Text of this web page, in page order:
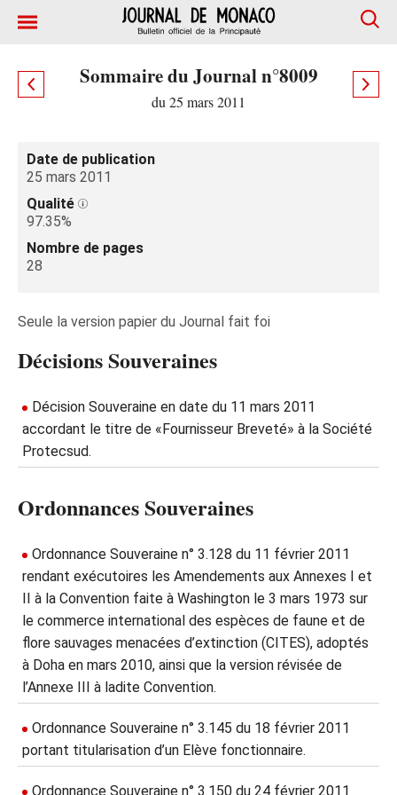
Sommaire du Journal n°8009
du 25 mars 2011
Date de publication
25 mars 2011
Qualité
97.35%
Nombre de pages
28
Seule la version papier du Journal fait foi
Décisions Souveraines
Décision Souveraine en date du 11 mars 2011
accordant le titre de «Fournisseur Breveté» à la Société
Protecsud.
Ordonnances Souveraines
Ordonnance Souveraine n° 3.128 du 11 février 2011
rendant exécutoires les Amendements aux Annexes I et
II à la Convention faite à Washington le 3 mars 1973 sur
le commerce international des espèces de faune et de
flore sauvages menacées d’extinction (CITES), adoptés
à Doha en mars 2010, ainsi que la version révisée de
l’Annexe III à ladite Convention.
Ordonnance Souveraine n° 3.145 du 18 février 2011
portant titularisation d’un Elève fonctionnaire.
Ordonnance Souveraine n° 3.150 du 24 février 2011